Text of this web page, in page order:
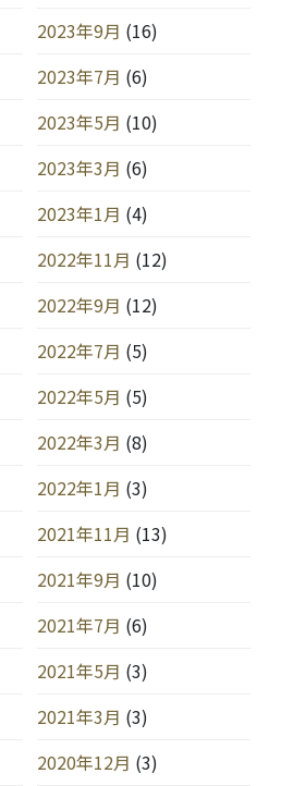
2023年9月 (16)
2023年7月 (6)
2023年5月 (10)
2023年3月 (6)
2023年1月 (4)
2022年11月 (12)
2022年9月 (12)
2022年7月 (5)
2022年5月 (5)
2022年3月 (8)
2022年1月 (3)
2021年11月 (13)
2021年9月 (10)
2021年7月 (6)
2021年5月 (3)
2021年3月 (3)
2020年12月 (3)